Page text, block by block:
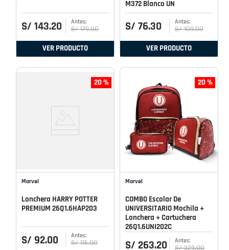
S/ 143.20 S/ 179.00
VER PRODUCTO
M372 Blanco UN
S/ 76.30 S/ 109.00
VER PRODUCTO
20 %
Marvel
Lonchera HARRY POTTER
PREMIUM 26Q1.6HAP203
S/ 92.00 S/ 115.00
20 %
Marvel
COMBO Escolar De
UNIVERSITARIO Mochila +
Lonchera + Cartuchera
26Q1.6UNI202C
S/ 263.20 S/ 329.00